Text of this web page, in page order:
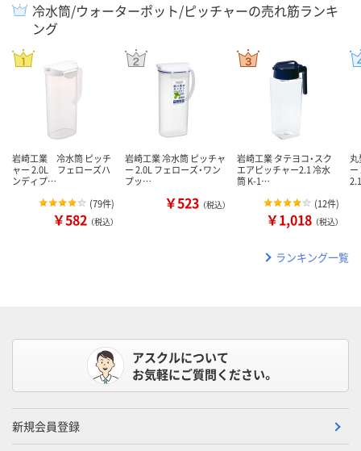
冷水筒/ウォーターポット/ピッチャーの売れ筋ランキ
ング
岩崎工業 冷水筒 ピッチ
ャー 2.0L フェローズハ
ンディプ…
(79件)
￥582 （税込）
岩崎工業 冷水筒 ピッチャ
ー 2.0L フェローズ・ワン
プッ…
￥523 （税込）
岩崎工業 タテヨコ・スク
エアピッチャー2.1 冷水
筒 K-1…
(12件)
￥1,018 （税込）
ランキング一覧
アスクルについて
お気軽にご質問ください。
新規会員登録